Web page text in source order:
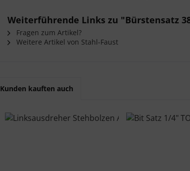
Weiterführende Links zu "Bürstensatz
Fragen zum Artikel?
Weitere Artikel von Stahl-Faust
Kunden kauften auch